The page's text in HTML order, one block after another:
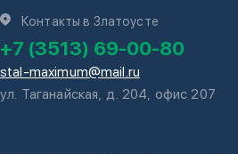
Контакты в Златоусте
+7 (3513) 69-00-80
stal-maximum@mail.ru
ул. Таганайская, д. 204, офис 207